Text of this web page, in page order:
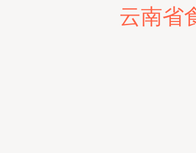
云南省